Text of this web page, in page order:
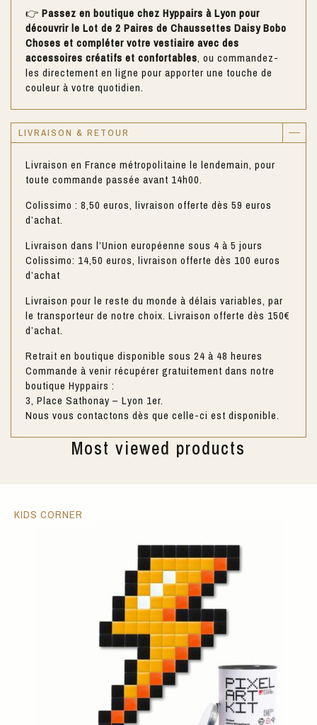
👉 Passez en boutique chez Hyppairs à Lyon pour
découvrir le Lot de 2 Paires de Chaussettes Daisy Bobo
Choses et compléter votre vestiaire avec des
accessoires créatifs et confortables, ou commandez-
les directement en ligne pour apporter une touche de
couleur à votre quotidien.
LIVRAISON & RETOUR
Livraison en France métropolitaine le lendemain, pour
toute commande passée avant 14h00.
Colissimo : 8,50 euros, livraison offerte dès 59 euros
d’achat.
Livraison dans l’Union européenne sous 4 à 5 jours
Colissimo: 14,50 euros, livraison offerte dès 100 euros
d’achat
Livraison pour le reste du monde à délais variables, par
le transporteur de notre choix. Livraison offerte dès 150€
d’achat.
Retrait en boutique disponible sous 24 à 48 heures
Commande à venir récupérer gratuitement dans notre
boutique Hyppairs :
3, Place Sathonay – Lyon 1er.
Nous vous contactons dès que celle-ci est disponible.
Most viewed products
KIDS CORNER